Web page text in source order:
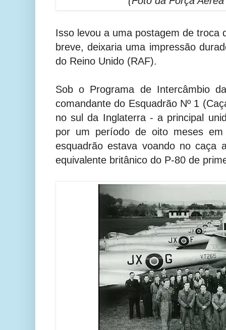
Isso levou a uma postagem de troca
breve, deixaria uma impressão
do Reino Unido (RAF).
Sob o Programa de Intercâmbio
comandante do Esquadrão Nº 1
no sul da Inglaterra - a principal
por um período de oito meses
esquadrão estava voando no caça
equivalente britânico do P-80 de